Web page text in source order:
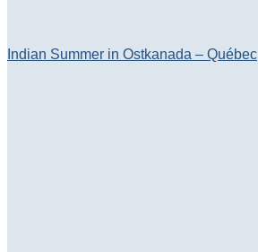
Indian Summer in Ostkanada – Québec